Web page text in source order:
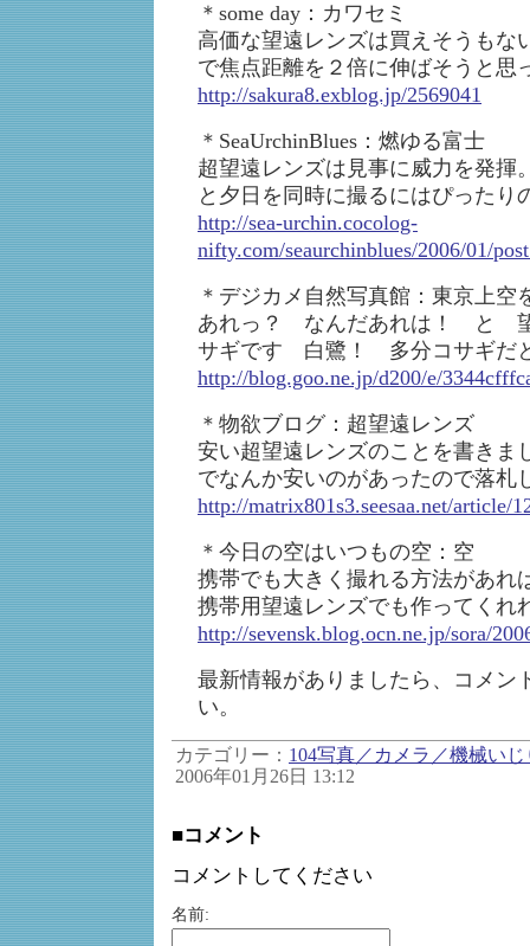
＊some day：カワセミ
高価な望遠レンズは買えそうもな
で焦点距離を２倍に伸ばそうと思
http://sakura8.exblog.jp/2569041
＊SeaUrchinBlues：燃ゆる富士
超望遠レンズは見事に威力を発揮
と夕日を同時に撮るにはぴったり
http://sea-urchin.cocolog-
nifty.com/seaurchinblues/2006/01/
＊デジカメ自然写真館：東京上空
あれっ？ なんだあれは！ と 望
サギです 白鷺！ 多分コサギだ
http://blog.goo.ne.jp/d200/e/
＊物欲ブログ：超望遠レンズ
安い超望遠レンズのことを書きま
でなんか安いのがあったので落札
http://matrix801s3.seesaa.net/article/
＊今日の空はいつもの空：空
携帯でも大きく撮れる方法があれ
携帯用望遠レンズでも作ってくれ
http://sevensk.blog.ocn.ne.jp/sora/
最新情報がありましたら、コメン
い。
カテゴリー： 104写真／カメラ／機械いじ
2006年01月26日 13:12
■コメント
コメントしてください
名前: